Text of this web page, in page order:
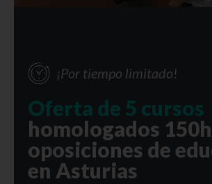
¡Por tiempo limitado!
Oferta de 5 cursos
homologados
oposiciones de
en Asturias